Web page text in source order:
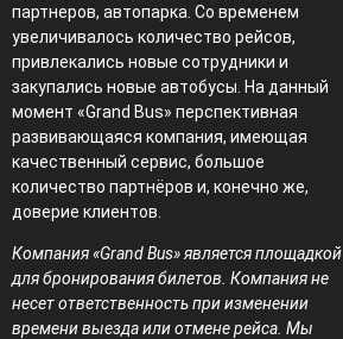
партнеров, автопарка. Со временем
увеличивалось количество рейсов,
привлекались новые сотрудники и
закупались новые автобусы. На данный
момент «Grand Bus» перспективная
развивающаяся компания, имеющая
качественный сервис, большое
количество партнёров и, конечно же,
доверие клиентов.
Компания «Grand Bus» является площадкой
для бронирования билетов. Компания не
несет ответственность при изменении
времени выезда или отмене рейса. Мы